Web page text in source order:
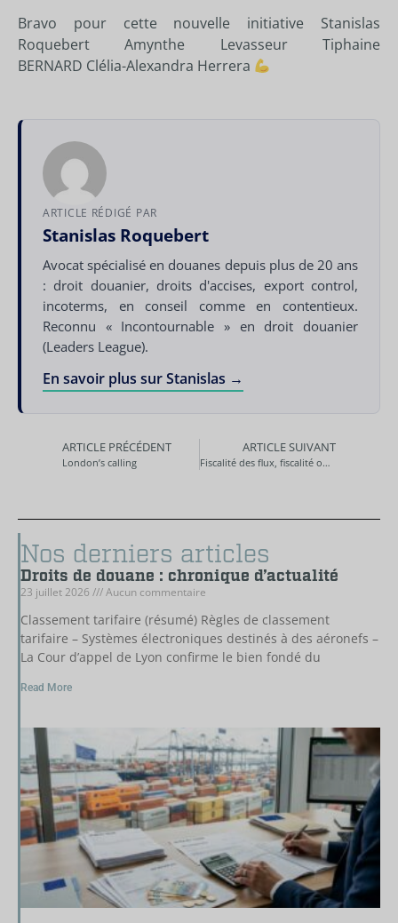
Bravo pour cette nouvelle initiative Stanislas
Roquebert
Amynthe Levasseur
Tiphaine
BERNARD Clélia-Alexandra Herrera
ARTICLE RÉDIGÉ PAR
Stanislas Roquebert
Avocat spécialisé en douanes depuis plus de 20 ans
: droit douanier, droits d'accises, export control,
incoterms, en conseil comme en contentieux.
Reconnu « Incontournable » en droit douanier
(Leaders League).
En savoir plus sur Stanislas →
ARTICLE PRÉCÉDENT
London’s calling
ARTICLE SUIVANT
Fiscalité des flux, fiscalité opérationnelle, fiscalité des groupes de société
Nos derniers articles
Droits de douane : chronique d’actualité
23 juillet 2026 Aucun commentaire
Classement tarifaire (résumé) Règles de classement
tarifaire – Systèmes électroniques destinés à des aéronefs –
La Cour d’appel de Lyon confirme le bien fondé du
Read More